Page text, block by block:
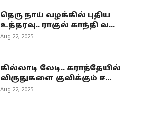
தெரு நாய் வழக்கில் புதிய
உத்தரவு.. ராகுல் காந்தி வ...
Aug 22, 2025
கில்லாடி லேடி.. கராத்தேயில்
விருதுகளை குவிக்கும் ச...
Aug 22, 2025